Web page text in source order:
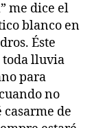
me dice el
blanco en
Éste
toda lluvia
para
no
de